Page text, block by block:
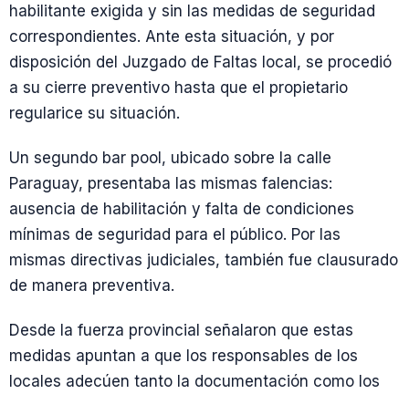
habilitante exigida y sin las medidas de seguridad
correspondientes. Ante esta situación, y por
disposición del Juzgado de Faltas local, se procedió
a su cierre preventivo hasta que el propietario
regularice su situación.
Un segundo bar pool, ubicado sobre la calle
Paraguay, presentaba las mismas falencias:
ausencia de habilitación y falta de condiciones
mínimas de seguridad para el público. Por las
mismas directivas judiciales, también fue clausurado
de manera preventiva.
Desde la fuerza provincial señalaron que estas
medidas apuntan a que los responsables de los
locales adecúen tanto la documentación como los